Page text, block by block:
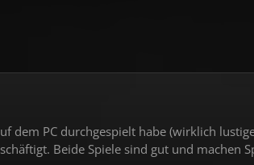
dem PC durchgespielt habe (wirklich
Beide Spiele sind gut und machen